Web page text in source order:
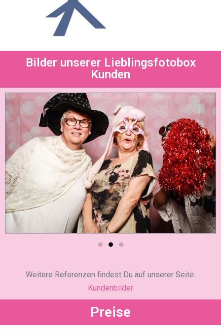
Bilder unserer Lieblingsfotobox
Kunden
Weitere Referenzen findest Du auf unserer Seite:
Kundenbilder
Preise